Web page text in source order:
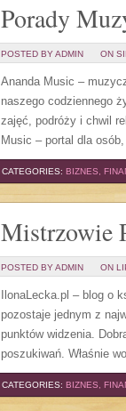
Porady
POSTED BY ADMIN ON
Ananda Music –
naszego codziennego
zajęć, podróży i chwil
Music – portal dla
CATEGORIES: BIZNES,
Mistrzowie
POSTED BY ADMIN ON
IlonaLecka.pl – blog o
pozostaje jednym z
punktów widzenia.
poszukiwań. Właśnie
CATEGORIES: BIZNES,